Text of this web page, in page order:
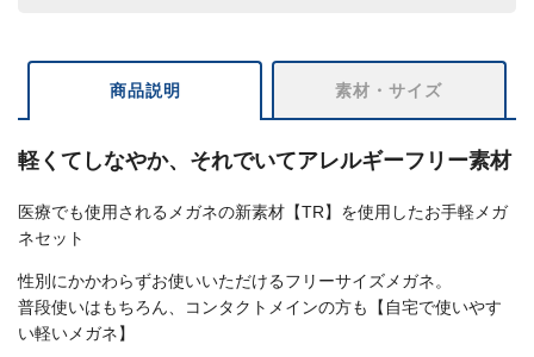
商品説明 素材・サイズ
軽くてしなやか、それでいてアレルギーフリー素材
医療でも使用されるメガネの新素材【TR】を使用したお手軽メガ
ネセット
性別にかかわらずお使いいただけるフリーサイズメガネ。
普段使いはもちろん、コンタクトメインの方も【自宅で使いやす
い軽いメガネ】